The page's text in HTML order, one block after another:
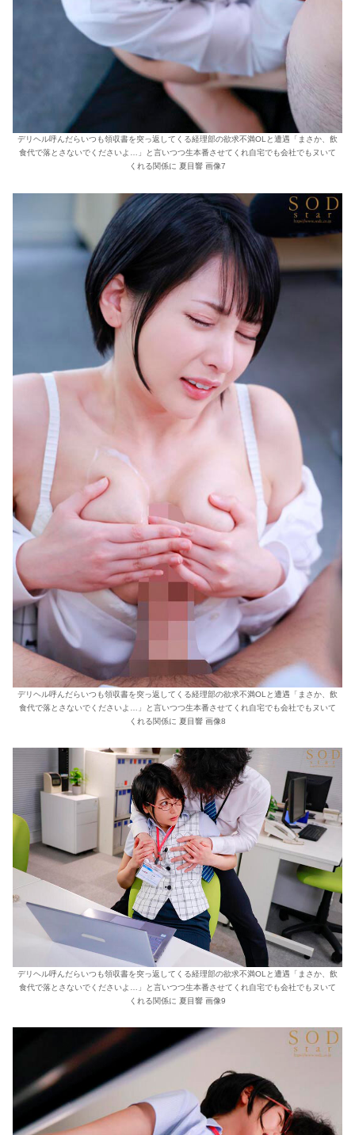
デリヘル呼んだらいつも領収書を突っ返してくる経理部の欲求不満OLと遭遇「まさか、飲
食代で落とさないでくださいよ…」と言いつつ生本番させてくれ自宅でも会社でもヌいて
くれる関係に 夏目響 画像7
デリヘル呼んだらいつも領収書を突っ返してくる経理部の欲求不満OLと遭遇「まさか、飲
食代で落とさないでくださいよ…」と言いつつ生本番させてくれ自宅でも会社でもヌいて
くれる関係に 夏目響 画像8
デリヘル呼んだらいつも領収書を突っ返してくる経理部の欲求不満OLと遭遇「まさか、飲
食代で落とさないでくださいよ…」と言いつつ生本番させてくれ自宅でも会社でもヌいて
くれる関係に 夏目響 画像9